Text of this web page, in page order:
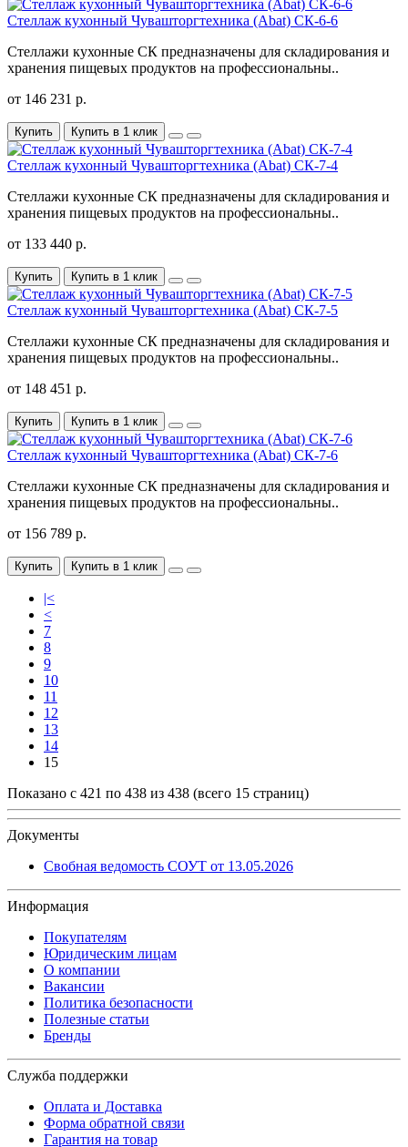
Стеллаж кухонный Чувашторгтехника (Abat) CК-6-6
Стеллажи кухонные СК предназначены для складирования и
хранения пищевых продуктов на профессиональны..
от 146 231 р.
Купить Купить в 1 клик
Стеллаж кухонный Чувашторгтехника (Abat) CК-7-4
Стеллажи кухонные СК предназначены для складирования и
хранения пищевых продуктов на профессиональны..
от 133 440 р.
Купить Купить в 1 клик
Стеллаж кухонный Чувашторгтехника (Abat) CК-7-5
Стеллажи кухонные СК предназначены для складирования и
хранения пищевых продуктов на профессиональны..
от 148 451 р.
Купить Купить в 1 клик
Стеллаж кухонный Чувашторгтехника (Abat) CК-7-6
Стеллажи кухонные СК предназначены для складирования и
хранения пищевых продуктов на профессиональны..
от 156 789 р.
Купить Купить в 1 клик
|<
<
7
8
9
10
11
12
13
14
15
Показано с 421 по 438 из 438 (всего 15 страниц)
Документы
Свобная ведомость СОУТ от 13.05.2026
Информация
Покупателям
Юридическим лицам
О компании
Вакансии
Политика безопасности
Полезные статьи
Бренды
Служба поддержки
Оплата и Доставка
Форма обратной связи
Гарантия на товар